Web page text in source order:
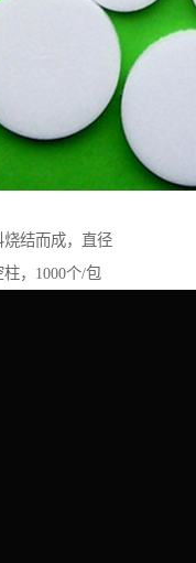
烧结而成，直径
柱，1000个/包